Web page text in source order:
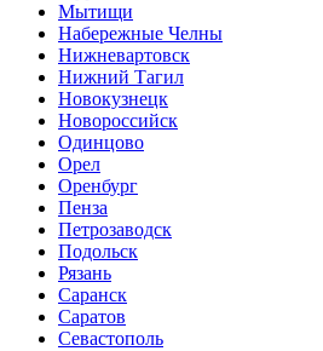
Мытищи
Набережные Челны
Нижневартовск
Нижний Тагил
Новокузнецк
Новороссийск
Одинцово
Орел
Оренбург
Пенза
Петрозаводск
Подольск
Рязань
Саранск
Саратов
Севастополь